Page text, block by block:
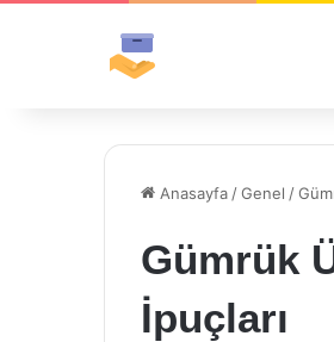
Anasayfa /Genel /
Gümrük
İpuçları